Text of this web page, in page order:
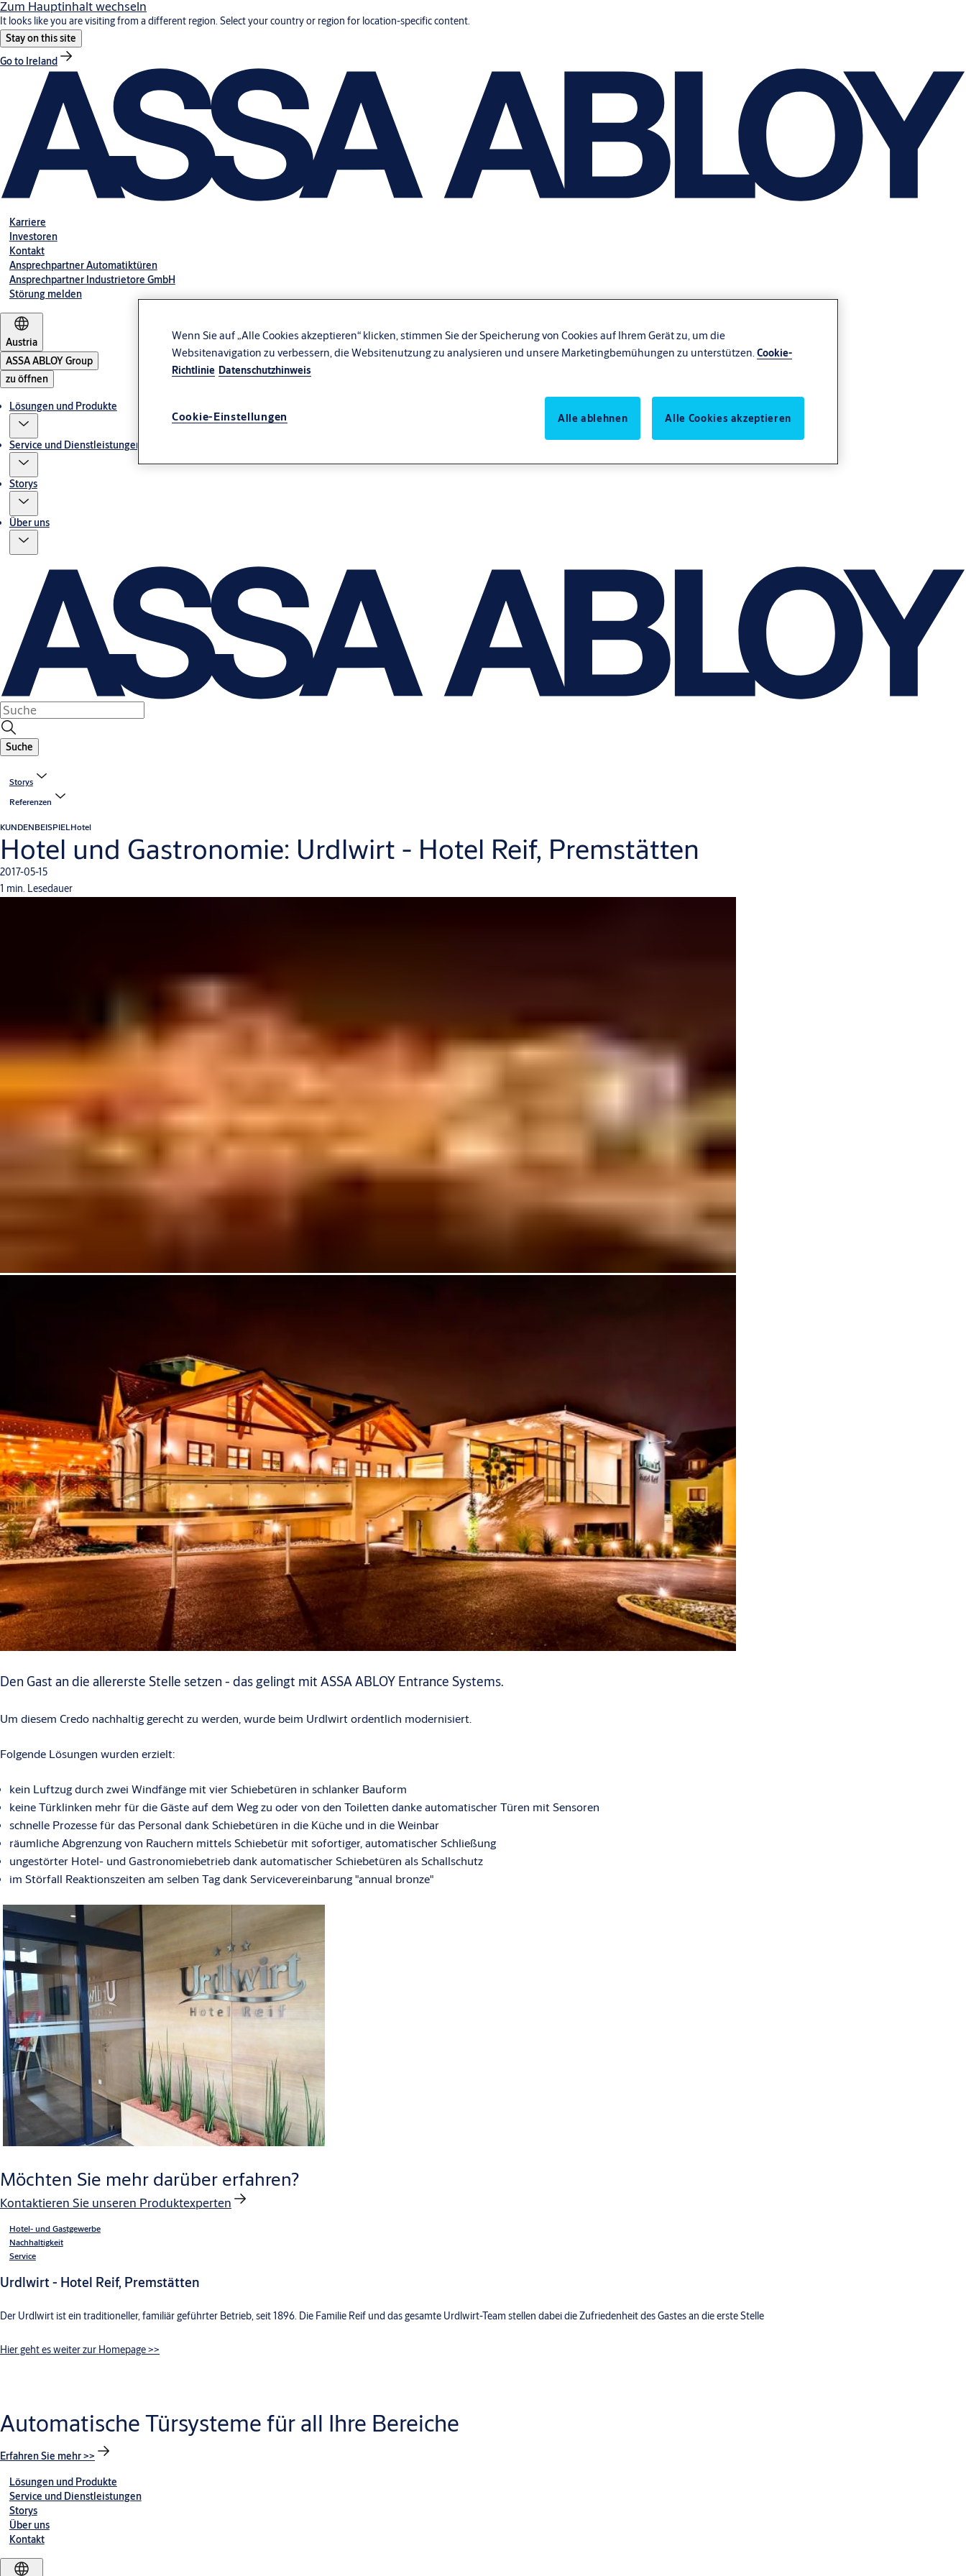
Zum Hauptinhalt wechseln
It looks like you are visiting from a different region. Select your country or region for location-specific content.
Stay on this site
Go to Ireland
Karriere
Investoren
Kontakt
Ansprechpartner Automatiktüren
Ansprechpartner Industrietore GmbH
Störung melden
Austria
ASSA ABLOY Group
zu öffnen
Lösungen und Produkte
Service und Dienstleistungen
Storys
Über uns
Suche
Storys
Referenzen
KUNDENBEISPIELHotel
Hotel und Gastronomie: Urdlwirt - Hotel Reif, Premstätten
2017-05-15
1 min. Lesedauer
Den Gast an die allererste Stelle setzen - das gelingt mit ASSA ABLOY Entrance Systems.
Um diesem Credo nachhaltig gerecht zu werden, wurde beim Urdlwirt ordentlich modernisiert.
Folgende Lösungen wurden erzielt:
kein Luftzug durch zwei Windfänge mit vier Schiebetüren in schlanker Bauform
keine Türklinken mehr für die Gäste auf dem Weg zu oder von den Toiletten danke automatischer Türen mit Sensoren
schnelle Prozesse für das Personal dank Schiebetüren in die Küche und in die Weinbar
räumliche Abgrenzung von Rauchern mittels Schiebetür mit sofortiger, automatischer Schließung
ungestörter Hotel- und Gastronomiebetrieb dank automatischer Schiebetüren als Schallschutz
im Störfall Reaktionszeiten am selben Tag dank Servicevereinbarung "annual bronze"
Möchten Sie mehr darüber erfahren?
Kontaktieren Sie unseren Produktexperten
Hotel- und Gastgewerbe
Nachhaltigkeit
Service
Urdlwirt - Hotel Reif, Premstätten
Der Urdlwirt ist ein traditioneller, familiär geführter Betrieb, seit 1896. Die Familie Reif und das gesamte Urdlwirt-Team stellen dabei die Zufriedenheit des Gastes an die erste Stelle
Hier geht es weiter zur Homepage >>
Automatische Türsysteme für all Ihre Bereiche
Erfahren Sie mehr >>
Lösungen und Produkte
Service und Dienstleistungen
Storys
Über uns
Kontakt
Wenn Sie auf „Alle Cookies akzeptieren“ klicken, stimmen Sie der Speicherung von Cookies auf Ihrem Gerät zu, um die
Websitenavigation zu verbessern, die Websitenutzung zu analysieren und unsere Marketingbemühungen zu unterstützen.Cookie-
Richtlinie Datenschutzhinweis
Cookie-Einstellungen Alle ablehnen Alle Cookies akzeptieren